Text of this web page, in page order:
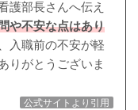
護部長さんへ伝え
や不安な点はあり
入職前の不安が軽
りがとうございま
公式サイトより引用